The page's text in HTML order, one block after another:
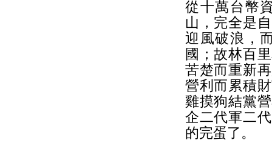
從十萬台幣
山，完全是
迎風破浪，
國；故林百
苦楚而重新
營利而累積
雞摸狗結黨
企二代軍二
的完蛋了。